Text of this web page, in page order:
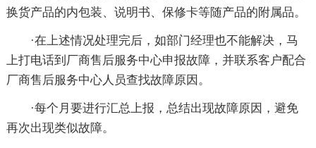
换货产品的内包装、说明书、保修卡等随产品的附属品。
·在上述情况处理完后，如部门经理也不能解决，马
上打电话到厂商售后服务中心申报故障，并联系客户配合
厂商售后服务中心人员查找故障原因。
·每个月要进行汇总上报，总结出现故障原因，避免
再次出现类似故障。